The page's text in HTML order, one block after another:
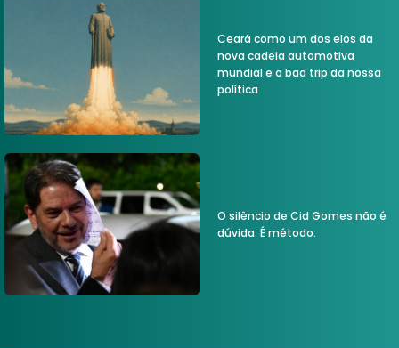
Ceará como um dos elos da
nova cadeia automotiva
mundial e a bad trip da nossa
política
O silêncio de Cid Gomes não é
dúvida. É método.